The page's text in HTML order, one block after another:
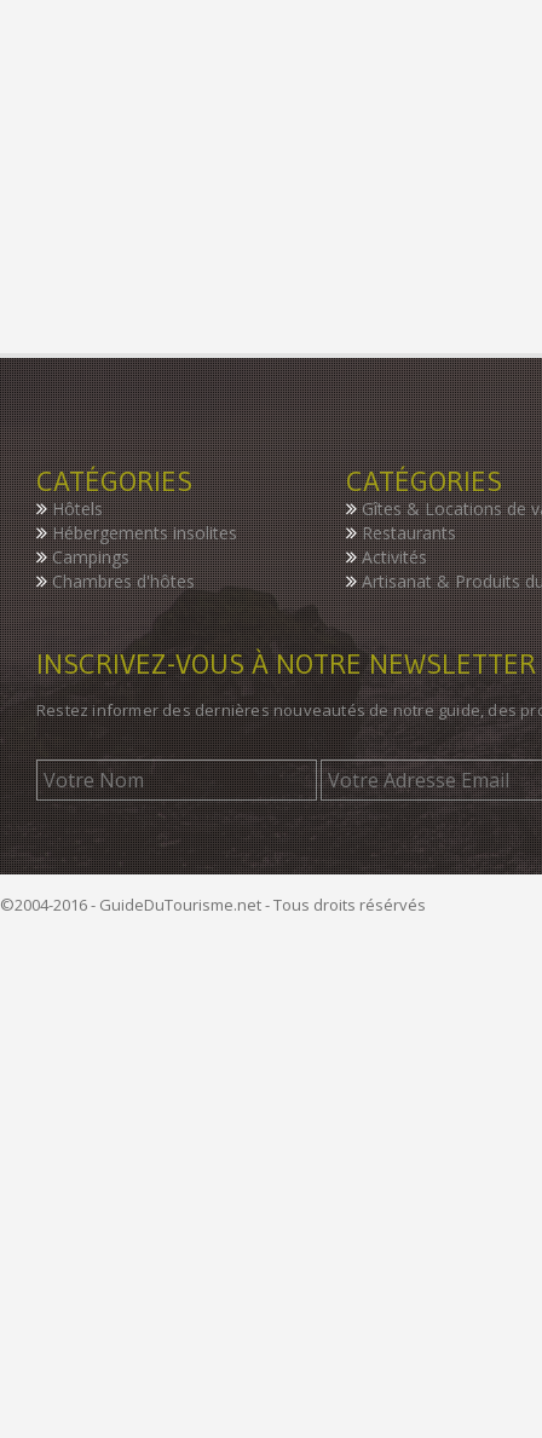
CATÉGORIES
Hôtels
Hébergements insolites
Campings
Chambres d'hôtes
CATÉGORIES
Gîtes & Locations de
Restaurants
Activités
Artisanat & Produits
INSCRIVEZ-VOUS À NOTRE NEWSLETTER
Restez informer des dernières nouveautés de notre guide, des
©2004-2016 - GuideDuTourisme.net - Tous droits résérvés